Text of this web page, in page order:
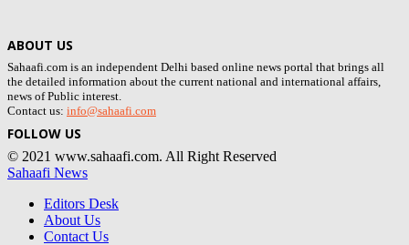
ABOUT US
Sahaafi.com is an independent Delhi based online news portal that brings all
the detailed information about the current national and international affairs,
news of Public interest.
Contact us: info@sahaafi.com
FOLLOW US
© 2021 www.sahaafi.com. All Right Reserved
Sahaafi News
Editors Desk
About Us
Contact Us